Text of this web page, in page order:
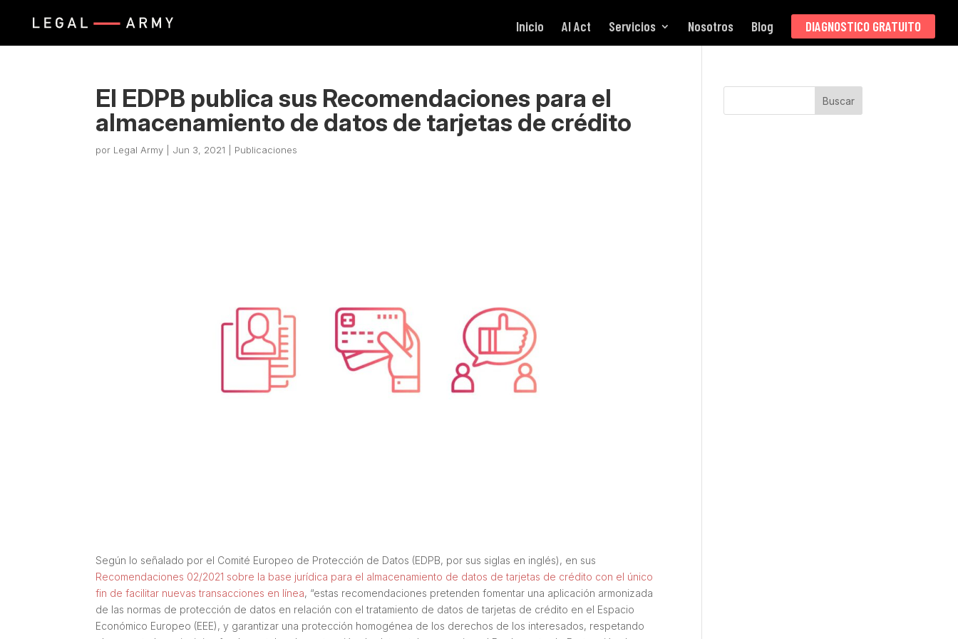
Inicio AI Act Servicios Nosotros Blog DIAGNOSTICO GRATUITO
El EDPB publica sus Recomendaciones para el
almacenamiento de datos de tarjetas de crédito
por Legal Army Jun 3, 2021 Publicaciones
Según lo señalado por el Comité Europeo de Protección de Datos (EDPB, por sus siglas en inglés), en sus
Recomendaciones 02/2021 sobre la base jurídica para el almacenamiento de datos de tarjetas de crédito con el único
fin de facilitar nuevas transacciones en línea, “estas recomendaciones pretenden fomentar una aplicación armonizada
de las normas de protección de datos en relación con el tratamiento de datos de tarjetas de crédito en el Espacio
Económico Europeo (EEE), y garantizar una protección homogénea de los derechos de los interesados, respetando
Buscar